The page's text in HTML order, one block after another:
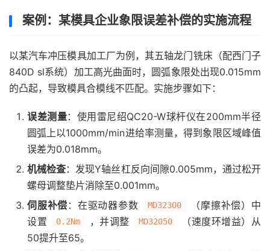
案例：某模具企业象限误差补偿的实施流程
以某汽车冲压模具加工厂为例，其五轴龙门铣床（配西门子
840D sl系统）加工高光曲面时，圆弧象限处出现0.015mm
的凸起，导致模具合模线不匹配。实施步骤如下：
误差测量：使用雷尼绍QC20-W球杆仪在200mm半径
圆弧上以1000mm/min进给率测量，得到象限区域峰值
误差为0.018mm。
机械检查：发现Y轴丝杠反向间隙0.005mm，通过松开
螺母调整垫片消除至0.001mm。
伺服补偿 ：在驱动器参数 MD32300
（摩擦补偿）中
设置
0.2Nm ，并调整 MD32050
（速度环增益）从
50提升至65。